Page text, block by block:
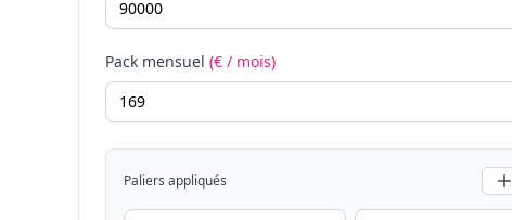
Pack mensuel (€ / mois)
Paliers appliqués